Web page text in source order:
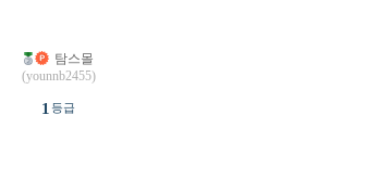
탐스몰
(younnb2455)
1 등급